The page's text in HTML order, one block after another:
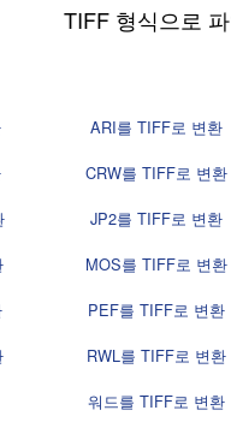
TIFF 형식으로
ARI를 TIFF로 변환
CRW를 TIFF로 변환
JP2를 TIFF로 변환
MOS를 TIFF로 변환
PEF를 TIFF로 변환
RWL를 TIFF로 변환
워드를 TIFF로 변환